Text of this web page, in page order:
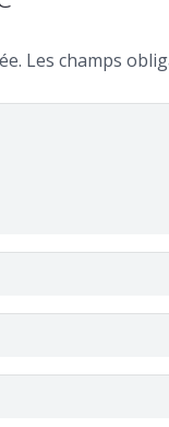
Les champs